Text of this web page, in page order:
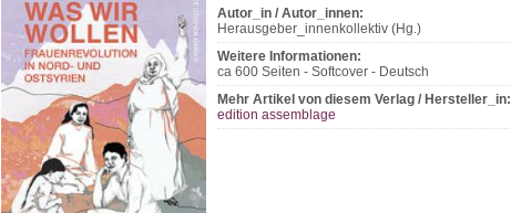
Autor_in / Autor_innen:
Herausgeber_innenkollektiv (Hg.)
Weitere Informationen:
ca 600 Seiten - Softcover - Deutsch
Mehr Artikel von diesem Verlag / Hersteller_in:
edition assemblage